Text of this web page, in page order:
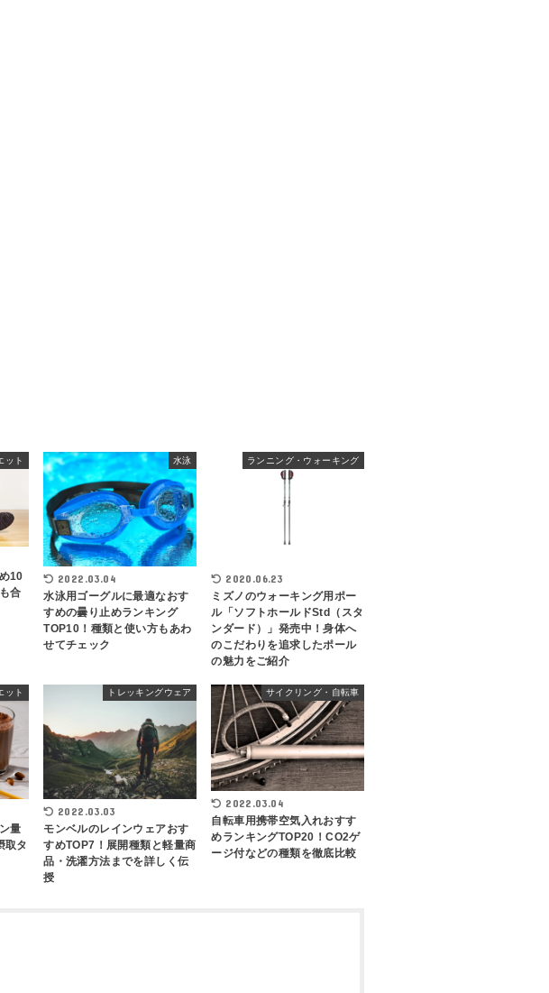
ット
10
合
水泳
2022.03.04
水泳用ゴーグルに最適なおす
すめの曇り止めランキング
TOP10！種類と使い方もあわ
せてチェック
ランニング・ウォーキング
2020.06.23
ミズノのウォーキング用ポー
ル「ソフトホールドStd（スタ
ンダード）」発売中！身体へ
のこだわりを追求したポール
の魅力をご紹介
ット
量
取タ
トレッキングウェア
2022.03.03
モンベルのレインウェアおす
すめTOP7！展開種類と軽量商
品・洗濯方法までを詳しく伝
授
サイクリング・自転車
2022.03.04
自転車用携帯空気入れおすす
めランキングTOP20！CO2ゲ
ージ付などの種類を徹底比較